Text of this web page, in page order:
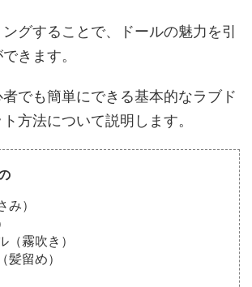
ングすることで、ドールの魅力を引
きます。
でも簡単にできる基本的なラブド
方法について説明します。
）
（霧吹き）
髪留め）